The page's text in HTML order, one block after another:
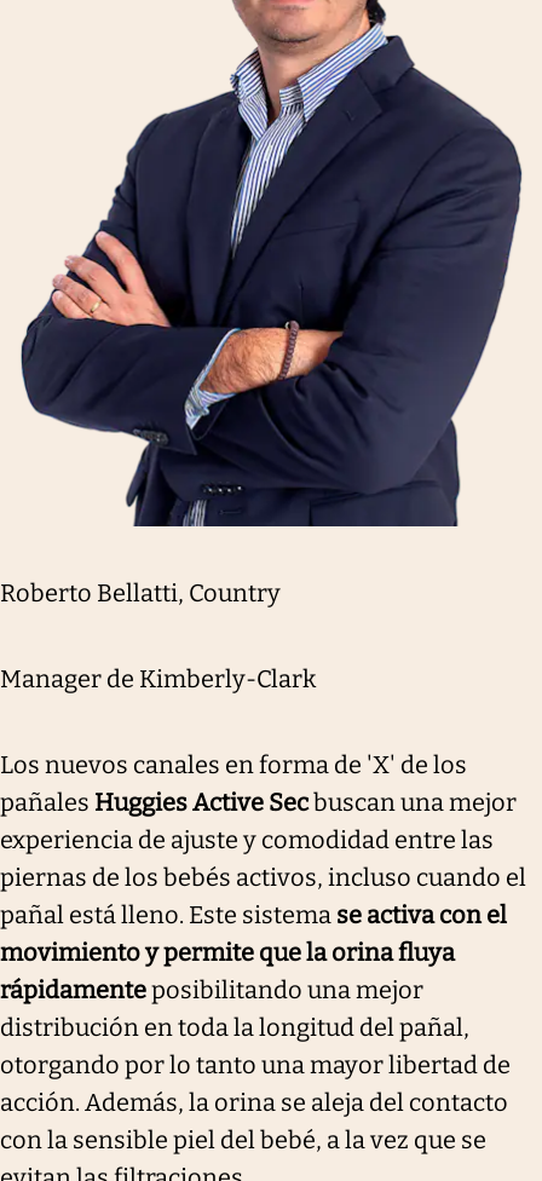
Roberto Bellatti, Country
Manager de Kimberly-Clark
Los nuevos canales en forma de 'X' de los
pañales Huggies Active Secbuscan una mejor
experiencia de ajuste y comodidad entre las
piernas de los bebés activos, incluso cuando el
pañal está lleno. Este sistema se activa con el
movimiento y permite que la orina fluya
rápidamenteposibilitando una mejor
distribución en toda la longitud del pañal,
otorgando por lo tanto una mayor libertad de
acción. Además, la orina se aleja del contacto
con la sensible piel del bebé, a la vez que se